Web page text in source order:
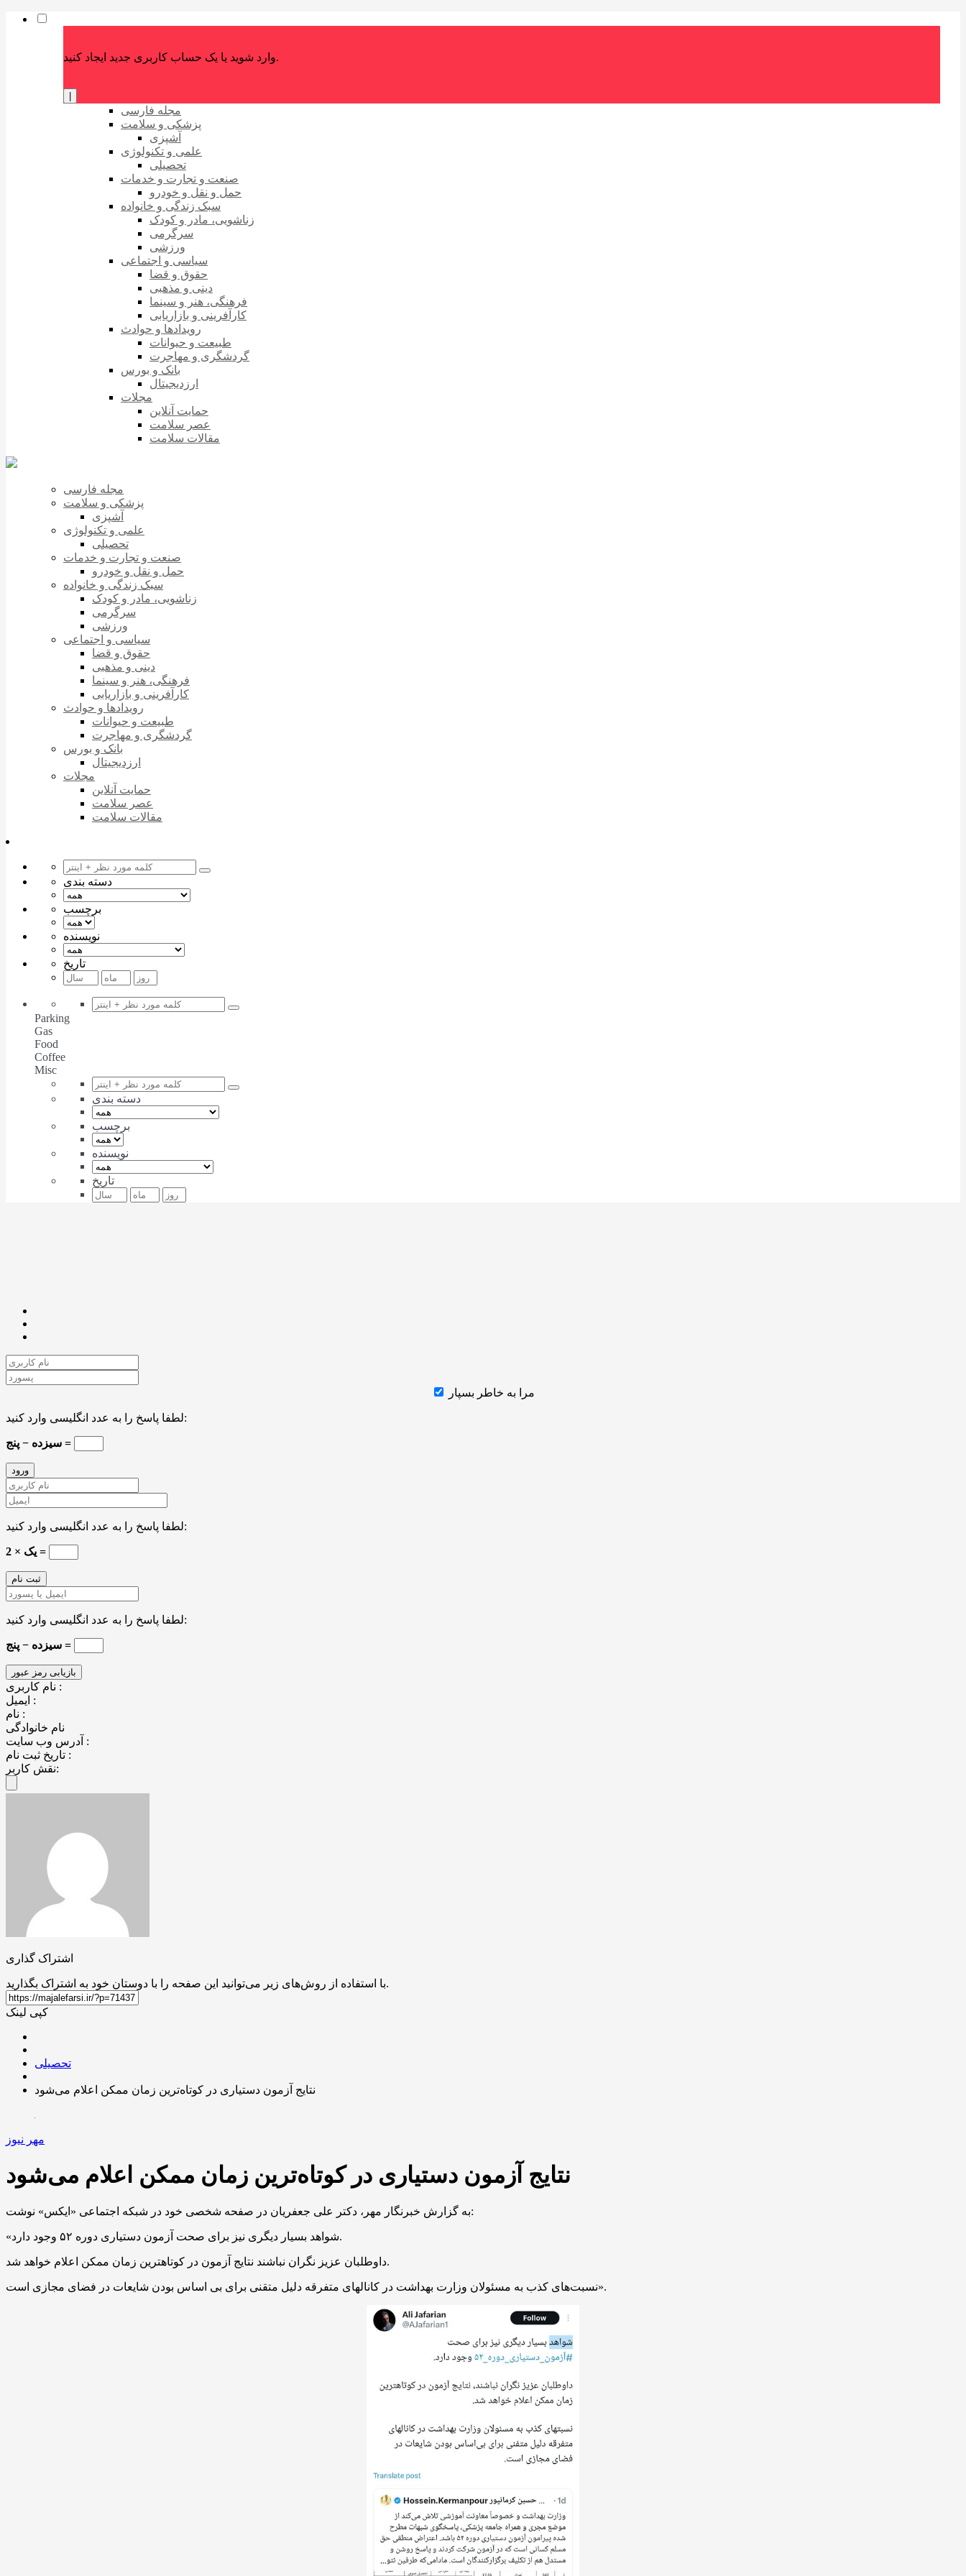
وارد شوید یا یک حساب کاربری جدید ایجاد کنید.
مجله فارسی
پزشکی و سلامت
آشپزی
علمی و تکنولوژی
تحصیلی
صنعت و تجارت و خدمات
حمل و نقل و خودرو
سبک زندگی و خانواده
زناشویی، مادر و کودک
سرگرمی
ورزشی
سیاسی و اجتماعی
حقوق و قضا
دینی و مذهبی
فرهنگی، هنر و سینما
کارآفرینی و بازاریابی
رویدادها و حوادث
طبیعت و حیوانات
گردشگری و مهاجرت
بانک و بورس
ارزدیجیتال
مجلات
حمایت آنلاین
عصر سلامت
مقالات سلامت
مجله فارسی
پزشکی و سلامت
آشپزی
علمی و تکنولوژی
تحصیلی
صنعت و تجارت و خدمات
حمل و نقل و خودرو
سبک زندگی و خانواده
زناشویی، مادر و کودک
سرگرمی
ورزشی
سیاسی و اجتماعی
حقوق و قضا
دینی و مذهبی
فرهنگی، هنر و سینما
کارآفرینی و بازاریابی
رویدادها و حوادث
طبیعت و حیوانات
گردشگری و مهاجرت
بانک و بورس
ارزدیجیتال
مجلات
حمایت آنلاین
عصر سلامت
مقالات سلامت
دسته بندی
برچسب
نویسنده
تاریخ
Parking
Gas
Food
Coffee
Misc
دسته بندی
برچسب
نویسنده
تاریخ
مرا به خاطر بسپار
لطفا پاسخ را به عدد انگلیسی وارد کنید:
سیزده − پنج =
لطفا پاسخ را به عدد انگلیسی وارد کنید:
یک × 2 =
لطفا پاسخ را به عدد انگلیسی وارد کنید:
سیزده − پنج =
نام کاربری :
ایمیل :
نام :
نام خانوادگی
آدرس وب سایت :
تاریخ ثبت نام :
نقش کاربر:
اشتراک گذاری
با استفاده از روش‌های زیر می‌توانید این صفحه را با دوستان خود به اشتراک بگذارید.
کپی لینک
تحصیلی
نتایج آزمون دستیاری در کوتاه‌ترین زمان ممکن اعلام می‌شود
مهر نیوز
نتایج آزمون دستیاری در کوتاه‌ترین زمان ممکن اعلام می‌شود
به گزارش خبرنگار مهر، دکتر علی جعفریان در صفحه شخصی خود در شبکه اجتماعی «ایکس» نوشت:
«شواهد بسیار دیگری نیز برای صحت آزمون دستیاری دوره ۵۲ وجود دارد.
داوطلبان عزیز نگران نباشند نتایج آزمون در کوتاهترین زمان ممکن اعلام خواهد شد.
نسبت‌های کذب به مسئولان وزارت بهداشت در کانالهای متفرقه دلیل متقنی برای بی اساس بودن شایعات در فضای مجازی است».